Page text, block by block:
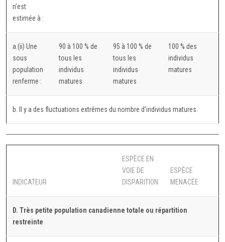
n’est
estimée à :
a.(ii) Une
sous
population
renferme :
90 à 100 % de
tous les
individus
matures
95 à 100 % de
tous les
individus
matures
100 % des
individus
matures
b. Il y a des fluctuations extrêmes du nombre d’individus matures.
INDICATEUR
ESPÈCE EN
VOIE DE
DISPARITION
ESPÈCE
MENACÉE
D. Très petite population canadienne totale ou répartition
restreinte